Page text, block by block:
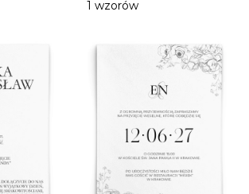
1 wzorów